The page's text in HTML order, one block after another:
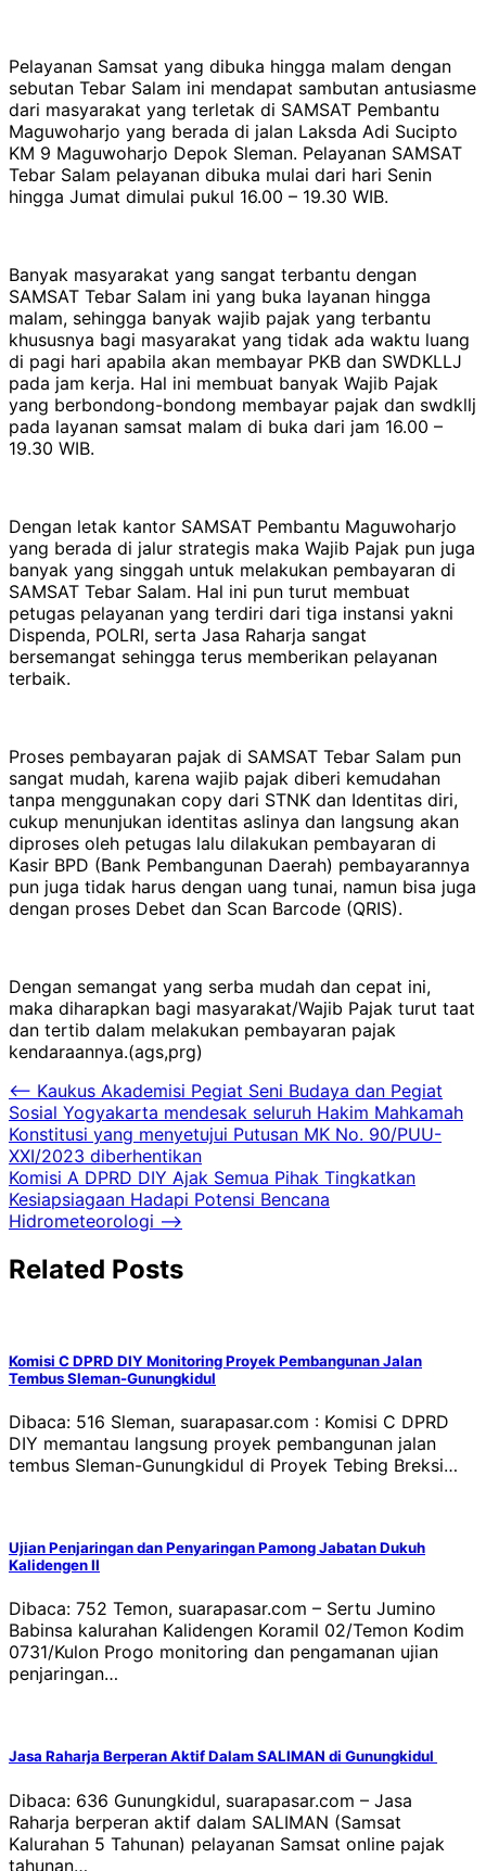
Pelayanan Samsat yang dibuka hingga malam dengan
sebutan Tebar Salam ini mendapat sambutan antusiasme
dari masyarakat yang terletak di SAMSAT Pembantu
Maguwoharjo yang berada di jalan Laksda Adi Sucipto
KM 9 Maguwoharjo Depok Sleman. Pelayanan SAMSAT
Tebar Salam pelayanan dibuka mulai dari hari Senin
hingga Jumat dimulai pukul 16.00 – 19.30 WIB.
Banyak masyarakat yang sangat terbantu dengan
SAMSAT Tebar Salam ini yang buka layanan hingga
malam, sehingga banyak wajib pajak yang terbantu
khususnya bagi masyarakat yang tidak ada waktu luang
di pagi hari apabila akan membayar PKB dan SWDKLLJ
pada jam kerja. Hal ini membuat banyak Wajib Pajak
yang berbondong-bondong membayar pajak dan swdkllj
pada layanan samsat malam di buka dari jam 16.00 –
19.30 WIB.
Dengan letak kantor SAMSAT Pembantu Maguwoharjo
yang berada di jalur strategis maka Wajib Pajak pun juga
banyak yang singgah untuk melakukan pembayaran di
SAMSAT Tebar Salam. Hal ini pun turut membuat
petugas pelayanan yang terdiri dari tiga instansi yakni
Dispenda, POLRI, serta Jasa Raharja sangat
bersemangat sehingga terus memberikan pelayanan
terbaik.
Proses pembayaran pajak di SAMSAT Tebar Salam pun
sangat mudah, karena wajib pajak diberi kemudahan
tanpa menggunakan copy dari STNK dan Identitas diri,
cukup menunjukan identitas aslinya dan langsung akan
diproses oleh petugas lalu dilakukan pembayaran di
Kasir BPD (Bank Pembangunan Daerah) pembayarannya
pun juga tidak harus dengan uang tunai, namun bisa juga
dengan proses Debet dan Scan Barcode (QRIS).
Dengan semangat yang serba mudah dan cepat ini,
maka diharapkan bagi masyarakat/Wajib Pajak turut taat
dan tertib dalam melakukan pembayaran pajak
kendaraannya.(ags,prg)
Navigasi
pos
⟵ Kaukus Akademisi Pegiat Seni Budaya dan Pegiat
Sosial Yogyakarta mendesak seluruh Hakim Mahkamah
Konstitusi yang menyetujui Putusan MK No. 90/PUU-
XXI/2023 diberhentikan
Komisi A DPRD DIY Ajak Semua Pihak Tingkatkan
Kesiapsiagaan Hadapi Potensi Bencana
Hidrometeorologi ⟶
Related Posts
Komisi C DPRD DIY Monitoring Proyek Pembangunan Jalan
Tembus Sleman-Gunungkidul
Dibaca: 516 Sleman, suarapasar.com : Komisi C DPRD
DIY memantau langsung proyek pembangunan jalan
tembus Sleman-Gunungkidul di Proyek Tebing Breksi…
Ujian Penjaringan dan Penyaringan Pamong Jabatan Dukuh
Kalidengen II
Dibaca: 752 Temon, suarapasar.com – Sertu Jumino
Babinsa kalurahan Kalidengen Koramil 02/Temon Kodim
0731/Kulon Progo monitoring dan pengamanan ujian
penjaringan…
Jasa Raharja Berperan Aktif Dalam SALIMAN di Gunungkidul
Dibaca: 636 Gunungkidul, suarapasar.com – Jasa
Raharja berperan aktif dalam SALIMAN (Samsat
Kalurahan 5 Tahunan) pelayanan Samsat online pajak
tahunan…